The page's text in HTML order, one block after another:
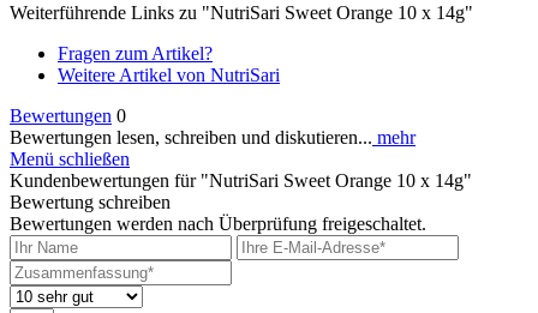
Weiterführende Links zu "NutriSari Sweet Orange 10 x 14g"
Fragen zum Artikel?
Weitere Artikel von NutriSari
Bewertungen 0
Bewertungen lesen, schreiben und diskutieren... mehr
Menü schließen
Kundenbewertungen für "NutriSari Sweet Orange 10 x 14g"
Bewertung schreiben
Bewertungen werden nach Überprüfung freigeschaltet.